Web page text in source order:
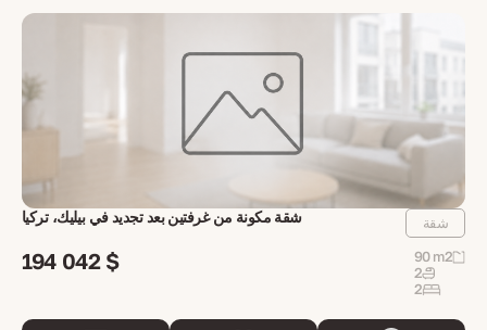
شقة مكونة من غرفتين بعد تجديد في بيليك، تركيا شقة
194 042 $
90 m2
2
2